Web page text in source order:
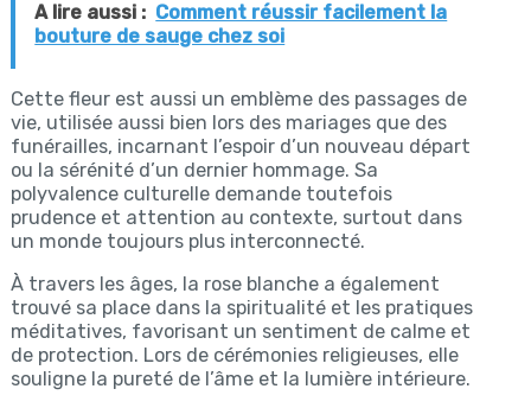
A lire aussi : Comment réussir facilement la
bouture de sauge chez soi
Cette fleur est aussi un emblème des passages de
vie, utilisée aussi bien lors des mariages que des
funérailles, incarnant l’espoir d’un nouveau départ
ou la sérénité d’un dernier hommage. Sa
polyvalence culturelle demande toutefois
prudence et attention au contexte, surtout dans
un monde toujours plus interconnecté.
À travers les âges, la rose blanche a également
trouvé sa place dans la spiritualité et les pratiques
méditatives, favorisant un sentiment de calme et
de protection. Lors de cérémonies religieuses, elle
souligne la pureté de l’âme et la lumière intérieure.